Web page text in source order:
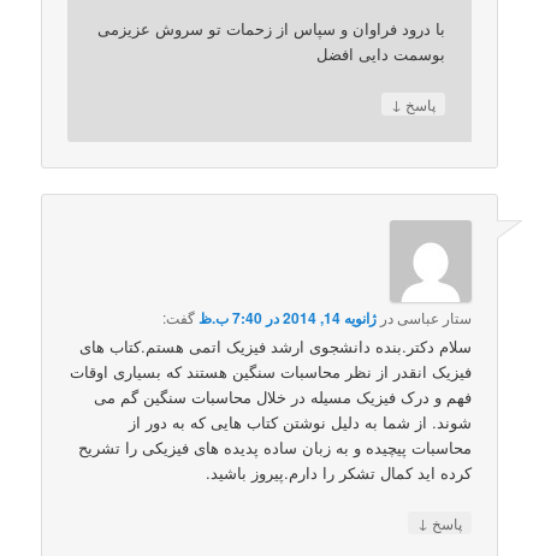
با درود فراوان و سپاس از زحمات تو سروش عزیزمی
بوسمت دایی افضل
پاسخ ↓
ستار عباسی درژانویه 14, 2014 در 7:40 ب.ظ گفت:
سلام دکتر.بنده دانشجوی ارشد فیزیک اتمی هستم.کتاب های
فیزیک انقدر از نظر محاسبات سنگین هستند که بسیاری اوقات
فهم و درک فیزیک مسیله در خلال محاسبات سنگین گم می
شوند. از شما به دلیل نوشتن کتاب هایی که به دور از
محاسبات پیچیده و به زبان ساده پدیده های فیزیکی را تشریح
کرده اید کمال تشکر را دارم.پیروز باشید.
پاسخ ↓